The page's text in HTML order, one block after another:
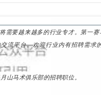
需要越来越多的行业专才。第一
流平台。欢迎行业内有招聘需
山马术俱乐部的招聘职位。